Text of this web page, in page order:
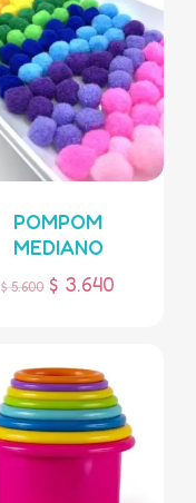
POMPOM
MEDIANO
$5.600 $ 3.640